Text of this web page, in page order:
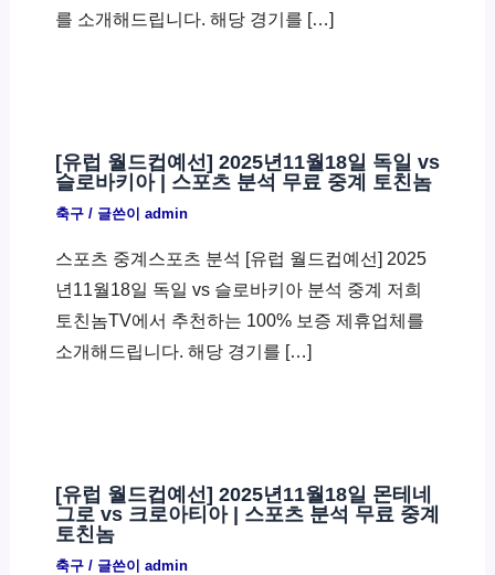
를 소개해드립니다. 해당 경기를 […]
[유럽 월드컵예선] 2025년11월18일 독일 vs
슬로바키아 | 스포츠 분석 무료 중계 토친놈
축구/ 글쓴이 admin
스포츠 중계스포츠 분석 [유럽 월드컵예선] 2025
년11월18일 독일 vs 슬로바키아 분석 중계 저희
토친놈TV에서 추천하는 100% 보증 제휴업체를
소개해드립니다. 해당 경기를 […]
[유럽 월드컵예선] 2025년11월18일 몬테네
그로 vs 크로아티아 | 스포츠 분석 무료 중계
토친놈
축구/ 글쓴이 admin